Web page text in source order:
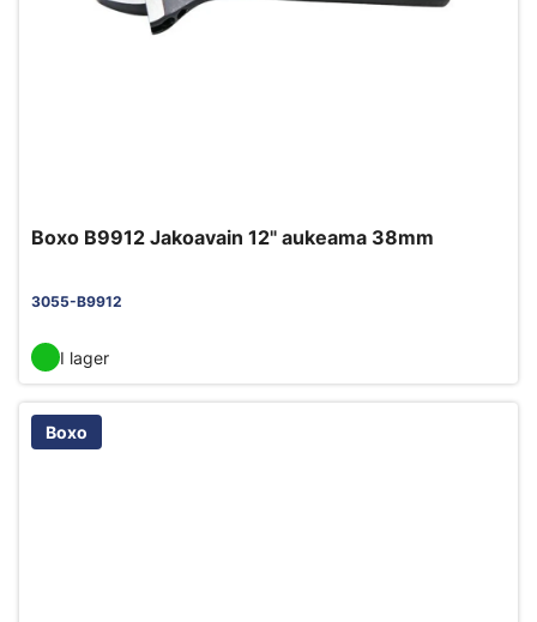
Boxo B9912 Jakoavain 12" aukeama 38mm
3055-B9912
I lager
Boxo